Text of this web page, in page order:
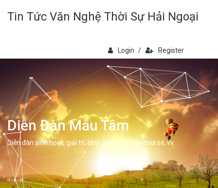
Tin Tức Văn Nghệ Thời Sự Hải Ngoại
Login / Register
Diễn Đàn Mẫu Tâm
Diễn đàn sinh hoạt, giải trí, bình luân, học hỏi, chia sẻ, vv.